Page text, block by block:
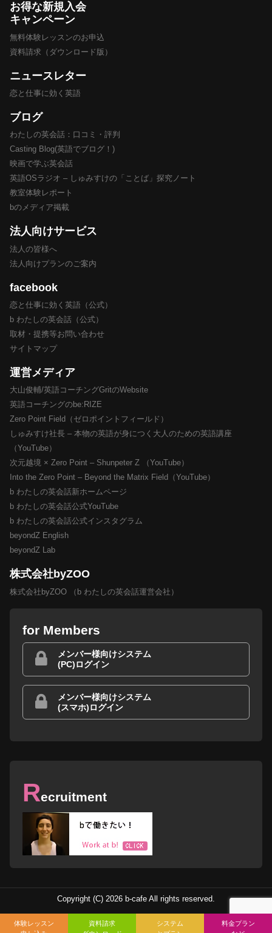
お得な新規入会
キャンペーン
無料体験レッスンのお申込
資料請求（ダウンロード版）
ニュースレター
恋と仕事に効く英語
ブログ
わたしの英会話：口コミ・評判
Casting Blog(英語でブログ！)
映画で学ぶ英会話
英語OSラジオ – しゅみすけの「ことば」探究ノート
教室体験レポート
bのメディア掲載
法人向けサービス
法人の皆様へ
法人向けプランのご案内
facebook
恋と仕事に効く英語（公式）
b わたしの英会話（公式）
取材・提携等お問い合わせ
サイトマップ
運営メディア
大山俊輔/英語コーチングGritのWebsite
英語コーチングのbe:RIZE
Zero Point Field（ゼロポイントフィールド）
しゅみすけ社長 – 本物の英語が身につく大人のための英語講座
（YouTube）
次元越境 × Zero Point – Shunpeter Z （YouTube）
Into the Zero Point – Beyond the Matrix Field（YouTube）
b わたしの英会話新ホームページ
b わたしの英会話公式YouTube
b わたしの英会話公式インスタグラム
beyondZ English
beyondZ Lab
株式会社byZOO
株式会社byZOO （b わたしの英会話運営会社）
for Members
メンバー様向けシステム
(PC)ログイン
メンバー様向けシステム
(スマホ)ログイン
Recruitment
Copyright (C) 2026 b-cafe All rights reserved.
体験レッスン
資料請求
システム
料金プラン